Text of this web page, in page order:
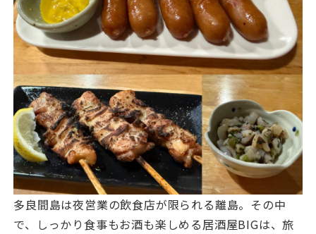
多良間島は夜営業の飲食店が限られる離島。その中
で、しっかり食事もお酒も楽しめる居酒屋BIGは、旅